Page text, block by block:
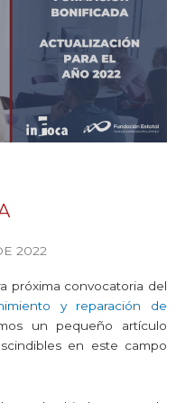
2022
próxima convocatoria del
y reparación de
un pequeño artículo
en este campo